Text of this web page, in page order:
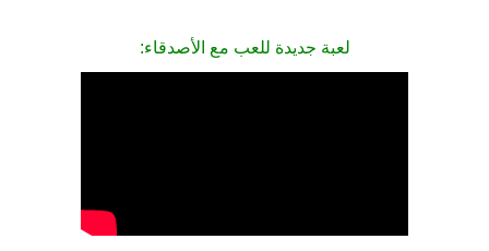
لعبة جديدة للعب مع الأصدقاء: